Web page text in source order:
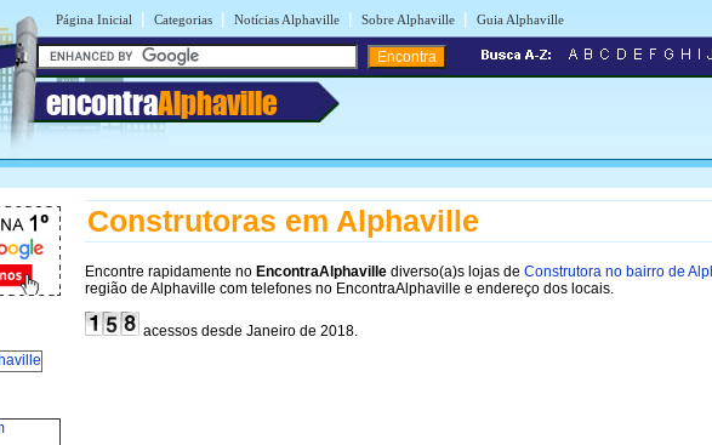
Página Inicial | Categorias | Notícias Alphaville | Sobre Alphaville | Guia Alphaville
encontraAlphaville
Construtoras em Alphaville
Encontre rapidamente no EncontraAlphaville diverso(a)s lojas de Construtora no bairro de
região de Alphaville com telefones no EncontraAlphaville e endereço dos locais.
acessos desde Janeiro de 2018.